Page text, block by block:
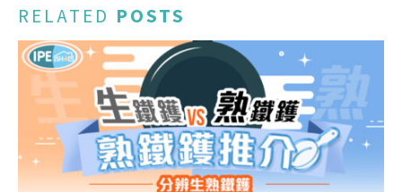
RELATED POSTS